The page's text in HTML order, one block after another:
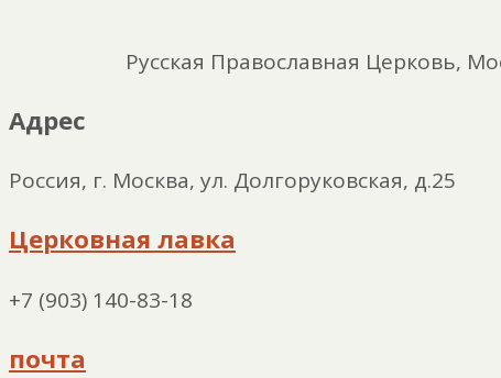
Русская Православная Церковь,
Адрес
Россия, г. Москва, ул. Долгоруковская, д.25
Церковная лавка
+7 (903) 140-83-18
почта